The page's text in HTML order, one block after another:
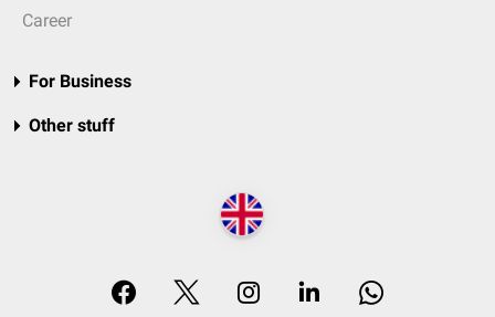
Career
For Business
Other stuff